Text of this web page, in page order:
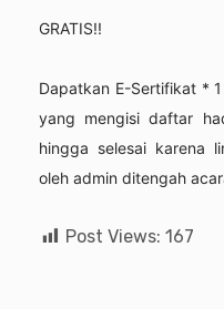
GRATIS!!
Dapatkan E-Sertifikat *
yang mengisi daftar
hingga selesai karena
oleh admin ditengah
Post Views: 167